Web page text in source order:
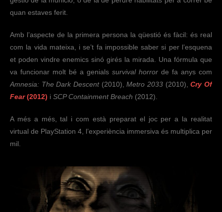
quan estaves ferit.
Amb l’aspecte de la primera persona la qüestió és fàcil: és real
com la vida mateixa, i se’t fa impossible saber si per l’esquena
et poden vindre enemics sinó girés la mirada. Una fórmula que
va funcionar molt bé a genials survival horror de fa anys com
Amnesia: The Dark Descent(2010),Metro 2033 (2010),Cry Of
Fear(2012) i SCP Containment Breach (2012).
A més a més, tal i com està preparat el joc per a la realitat
virtual de PlayStation 4, l’experiència immersiva és multiplica per
mil.